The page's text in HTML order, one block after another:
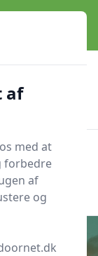
livet under åben
af
med at
forbedre
af
og